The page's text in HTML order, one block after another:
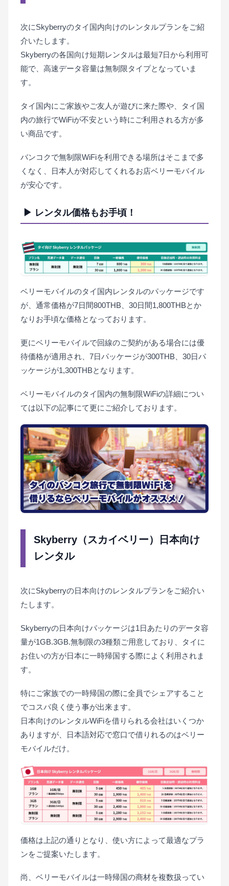
次にSkyberryのタイ国内向けのレンタルプランをご紹
介いたします。
Skyberryの各国向け短期レンタルは最短7日から利用可
能で、高速データ容量は無制限タイプとなっていま
す。
タイ国内にご家族やご友人が遊びに来た際や、タイ国
内の旅行でWiFiが不安という時にご利用される方が多
い商品です。
バンコクで無制限WiFiを利用できる場所はそこまで多
くなく、日本人が対応してくれるお店ベリーモバイル
が安心です。
▶ レンタル価格もお手頃！
ベリーモバイルのタイ国内レンタルのパッケージです
が、通常価格が7日間800THB、30日間1,800THBとか
なりお手頃な価格となっております。
更にベリーモバイルで回線のご契約がある場合には優
待価格が適用され、7日パッケージが300THB、30日パ
ッケージが1,300THBとなります。
ベリーモバイルのタイ国内の無制限WiFiの詳細につい
ては以下の記事にて更にご紹介しております。
Skyberry（スカイベリー）日本向け
レンタル
次にSkyberryの日本向けのレンタルプランをご紹介い
たします。
Skyberryの日本向けパッケージは1日あたりのデータ容
量が1GB.3GB.無制限の3種類ご用意しており、タイに
お住いの方が日本に一時帰国する際によく利用されま
す。
特にご家族での一時帰国の際に全員でシェアすること
でコスパ良く使う事が出来ます。
日本向けのレンタルWiFiを借りられる会社はいくつか
ありますが、日本語対応で窓口で借りれるのはベリー
モバイルだけ。
価格は上記の通りとなり、使い方によって最適なプラ
ンをご提案いたします。
尚、ベリーモバイルは一時帰国の商材を複数扱ってい